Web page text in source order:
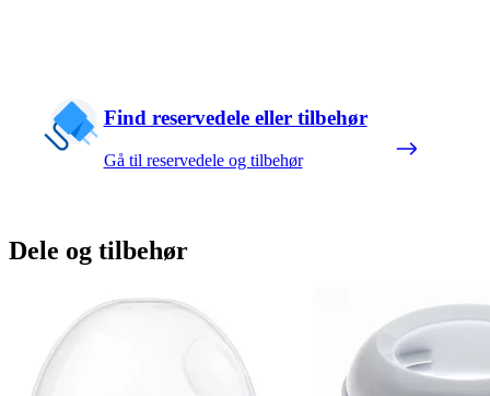
Find reservedele eller tilbehør
Gå til reservedele og tilbehør
Dele og tilbehør